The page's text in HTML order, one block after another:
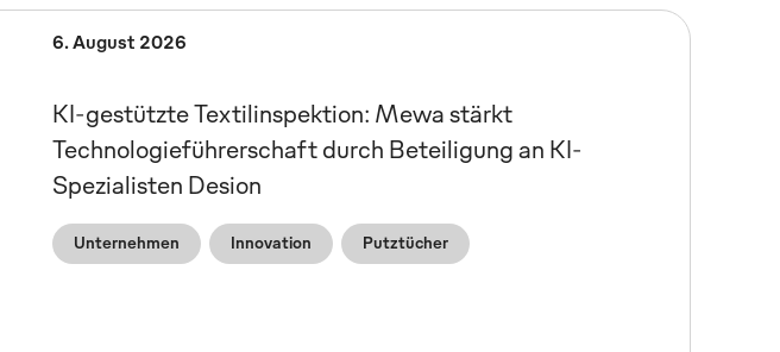
6. August 2026
KI-gestützte Textilinspektion: Mewa stärkt
Technologieführerschaft durch Beteiligung an KI-
Spezialisten Desion
Unternehmen Innovation Putztücher